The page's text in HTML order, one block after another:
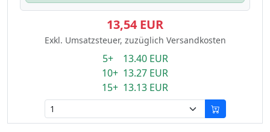
13,54 EUR
Exkl. Umsatzsteuer, zuzüglich Versandkosten
5+ 13.40 EUR
10+ 13.27 EUR
15+ 13.13 EUR